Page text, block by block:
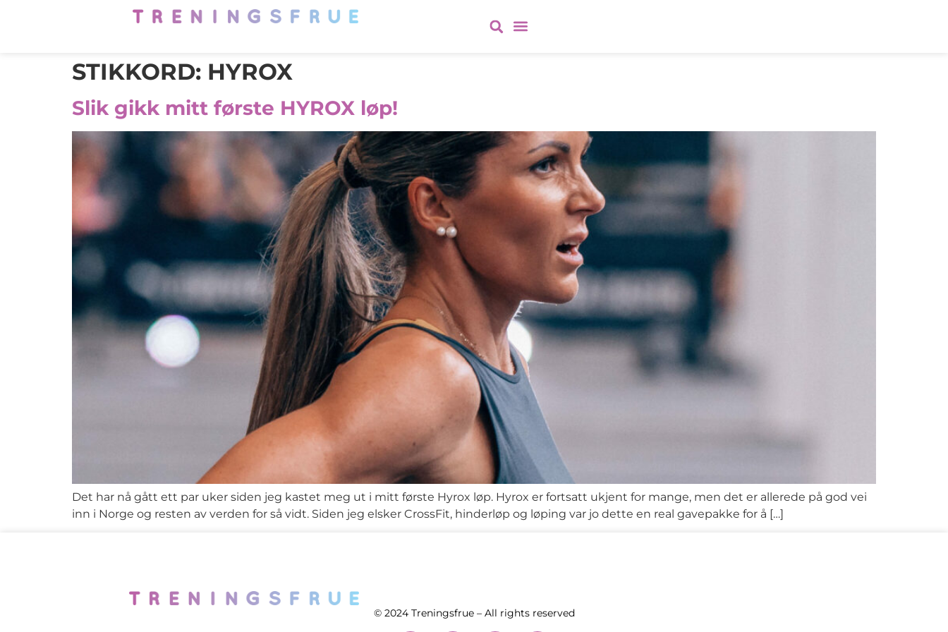
STIKKORD: HYROX
Slik gikk mitt første HYROX løp!
Det har nå gått ett par uker siden jeg kastet meg ut i mitt første Hyrox løp. Hyrox er fortsatt ukjent for mange, men det er allerede på god vei
inn i Norge og resten av verden for så vidt. Siden jeg elsker CrossFit, hinderløp og løping var jo dette en real gavepakke for å […]
© 2024 Treningsfrue – All rights reserved